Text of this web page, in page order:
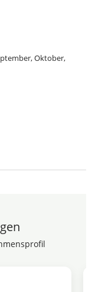
Oktober,